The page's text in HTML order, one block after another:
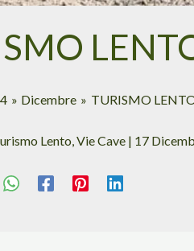
Dicembre TURISMO
Lento,Vie Cave| 17